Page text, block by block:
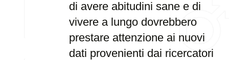
di avere abitudini sane e di
vivere a lungo dovrebbero
prestare attenzione ai nuovi
dati provenienti dai ricercatori